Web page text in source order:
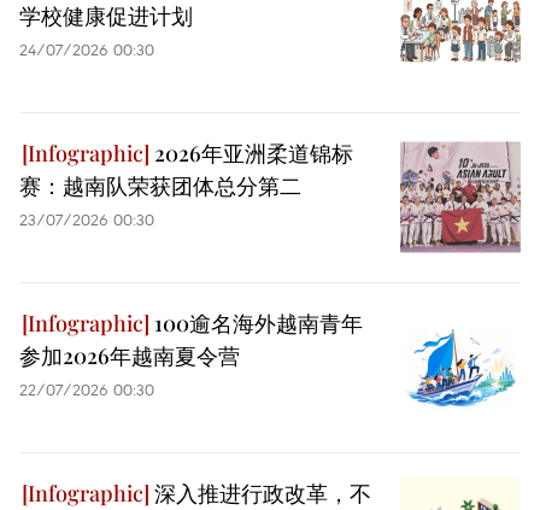
学校健康促进计划
24/07/2026 00:30
2026年亚洲柔道锦标
赛：越南队荣获团体总分第二
23/07/2026 00:30
100逾名海外越南青年
参加2026年越南夏令营
22/07/2026 00:30
深入推进行政改革，不